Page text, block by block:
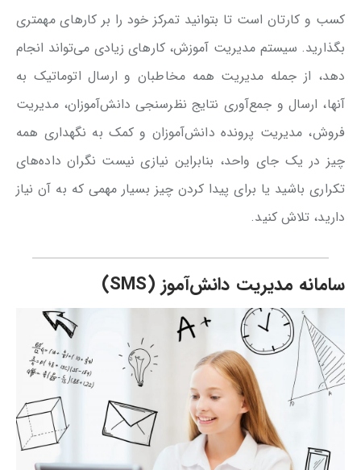
کسب و کارتان است تا بتوانید تمرکز خود را بر کارهای مهمتری
بگذارید. سیستم مدیریت آموزش، کارهای زیادی می‌تواند انجام
دهد، از جمله مدیریت همه مخاطبان و ارسال اتوماتیک به
آنها، ارسال و جمع‌آوری نتایج نظرسنجی دانش‌آموزان، مدیریت
فروش، مدیریت پرونده دانش‌آموزان و کمک به نگهداری همه
چیز در یک جای واحد، بنابراین نیازی نیست نگران داده‌های
تکراری باشید یا برای پیدا کردن چیز بسیار مهمی که به آن نیاز
دارید، تلاش کنید.
سامانه مدیریت دانش‌آموز (SMS)